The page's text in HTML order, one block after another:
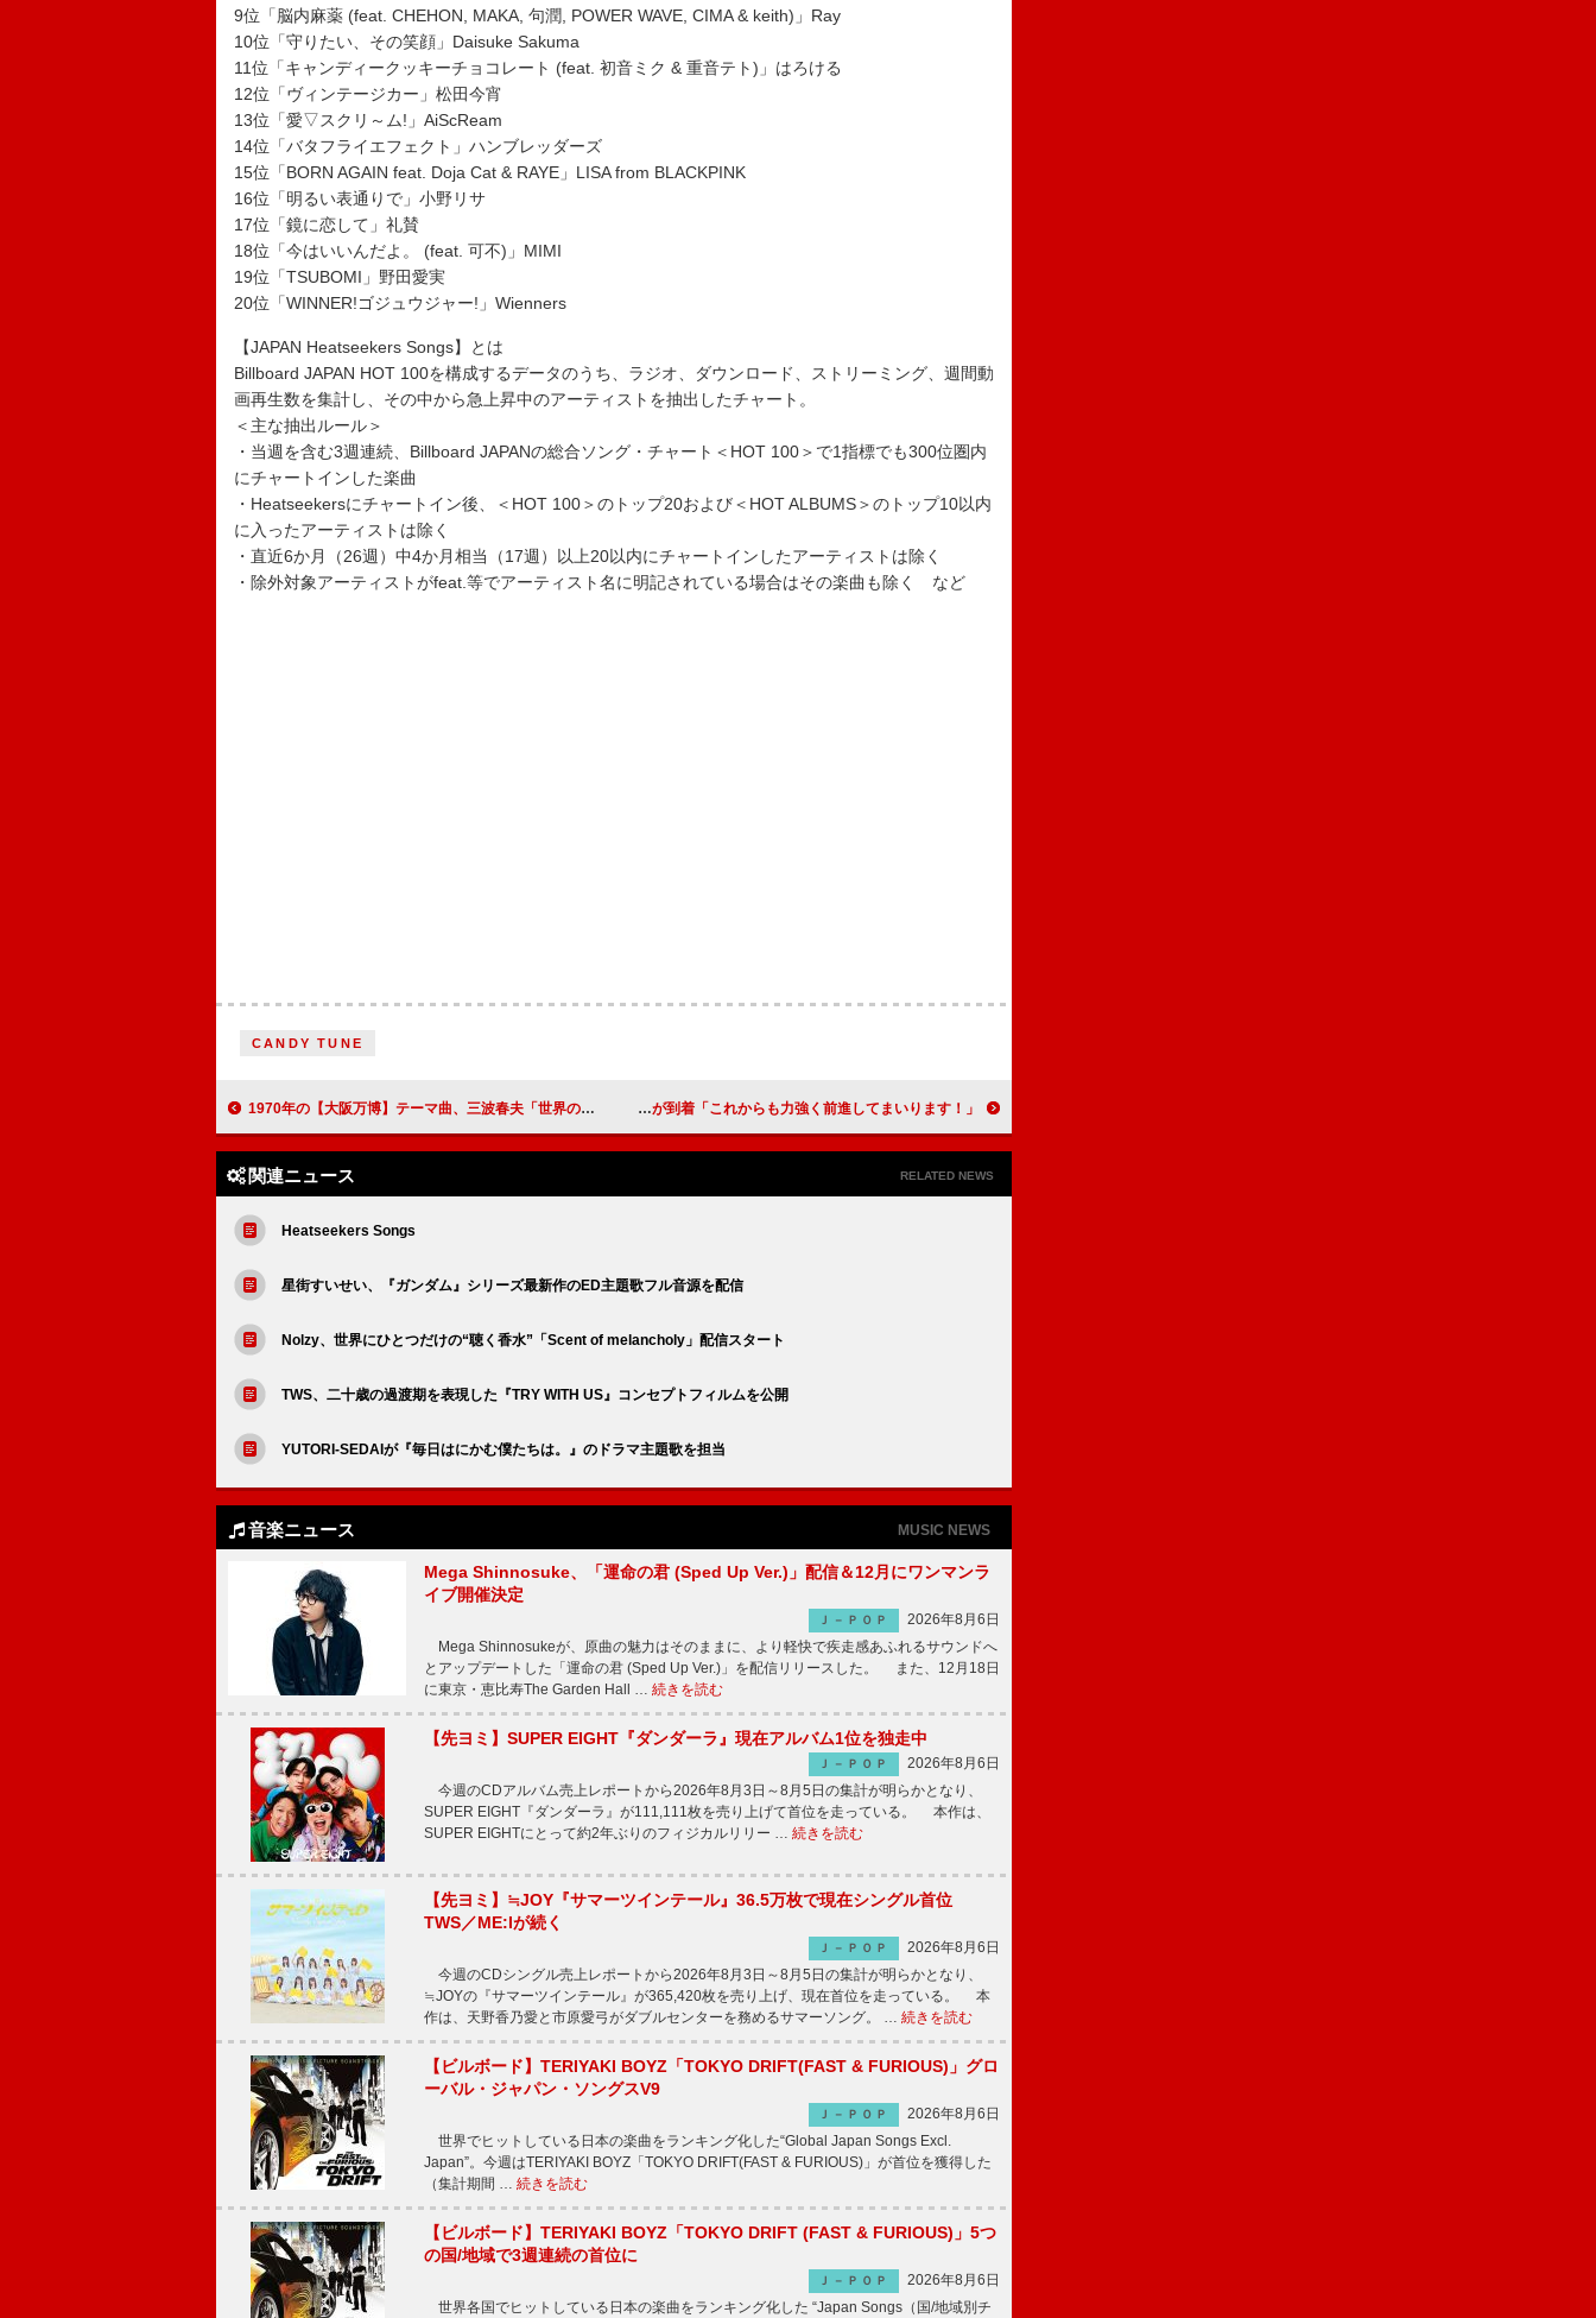
9位「脳内麻薬 (feat. CHEHON, MAKA, 句潤, POWER WAVE, CIMA & keith)」Ray
10位「守りたい、その笑顔」Daisuke Sakuma
11位「キャンディークッキーチョコレート (feat. 初音ミク & 重音テト)」はろける
12位「ヴィンテージカー」松田今宵
13位「愛▽スクリ～ム!」AiScReam
14位「バタフライエフェクト」ハンブレッダーズ
15位「BORN AGAIN feat. Doja Cat & RAYE」LISA from BLACKPINK
16位「明るい表通りで」小野リサ
17位「鏡に恋して」礼賛
18位「今はいいんだよ。 (feat. 可不)」MIMI
19位「TSUBOMI」野田愛実
20位「WINNER!ゴジュウジャー!」Wienners
【JAPAN Heatseekers Songs】とは
Billboard JAPAN HOT 100を構成するデータのうち、ラジオ、ダウンロード、ストリーミング、週間動
画再生数を集計し、その中から急上昇中のアーティストを抽出したチャート。
＜主な抽出ルール＞
・当週を含む3週連続、Billboard JAPANの総合ソング・チャート＜HOT 100＞で1指標でも300位圏内
にチャートインした楽曲
・Heatseekersにチャートイン後、＜HOT 100＞のトップ20および＜HOT ALBUMS＞のトップ10以内
に入ったアーティストは除く
・直近6か月（26週）中4か月相当（17週）以上20以内にチャートインしたアーティストは除く
・除外対象アーティストがfeat.等でアーティスト名に明記されている場合はその楽曲も除く など
CANDY TUNE
1970年の【大阪万博】テーマ曲、三波春夫「世界の国からこんにちは」リマスター版が配信開始 HANA「ROSE」総合首位獲得コメントが到着「これからも力強く前進してまいります！」
関連ニュース RELATED NEWS
Heatseekers Songs
星街すいせい、『ガンダム』シリーズ最新作のED主題歌フル音源を配信
Nolzy、世界にひとつだけの“聴く香水”「Scent of melancholy」配信スタート
TWS、二十歳の過渡期を表現した『TRY WITH US』コンセプトフィルムを公開
YUTORI-SEDAIが『毎日はにかむ僕たちは。』のドラマ主題歌を担当
音楽ニュース MUSIC NEWS
Mega Shinnosuke、「運命の君 (Sped Up Ver.)」配信＆12月にワンマンラ
イブ開催決定
Ｊ－ＰＯＰ
2026年8月6日
Mega Shinnosukeが、原曲の魅力はそのままに、より軽快で疾走感あふれるサウンドへ
とアップデートした「運命の君 (Sped Up Ver.)」を配信リリースした。 また、12月18日
に東京・恵比寿The Garden Hall … 続きを読む
【先ヨミ】SUPER EIGHT『ダンダーラ』現在アルバム1位を独走中
Ｊ－ＰＯＰ
2026年8月6日
今週のCDアルバム売上レポートから2026年8月3日～8月5日の集計が明らかとなり、
SUPER EIGHT『ダンダーラ』が111,111枚を売り上げて首位を走っている。 本作は、
SUPER EIGHTにとって約2年ぶりのフィジカルリリー … 続きを読む
【先ヨミ】≒JOY『サマーツインテール』36.5万枚で現在シングル首位
TWS／ME:Iが続く
Ｊ－ＰＯＰ
2026年8月6日
今週のCDシングル売上レポートから2026年8月3日～8月5日の集計が明らかとなり、
≒JOYの『サマーツインテール』が365,420枚を売り上げ、現在首位を走っている。 本
作は、天野香乃愛と市原愛弓がダブルセンターを務めるサマーソング。 … 続きを読む
【ビルボード】TERIYAKI BOYZ「TOKYO DRIFT(FAST & FURIOUS)」グロ
ーバル・ジャパン・ソングスV9
Ｊ－ＰＯＰ
2026年8月6日
世界でヒットしている日本の楽曲をランキング化した“Global Japan Songs Excl.
Japan”。今週はTERIYAKI BOYZ「TOKYO DRIFT(FAST & FURIOUS)」が首位を獲得した
（集計期間 … 続きを読む
【ビルボード】TERIYAKI BOYZ「TOKYO DRIFT (FAST & FURIOUS)」5つ
の国/地域で3週連続の首位に
Ｊ－ＰＯＰ
2026年8月6日
世界各国でヒットしている日本の楽曲をランキング化した “Japan Songs（国/地域別チ